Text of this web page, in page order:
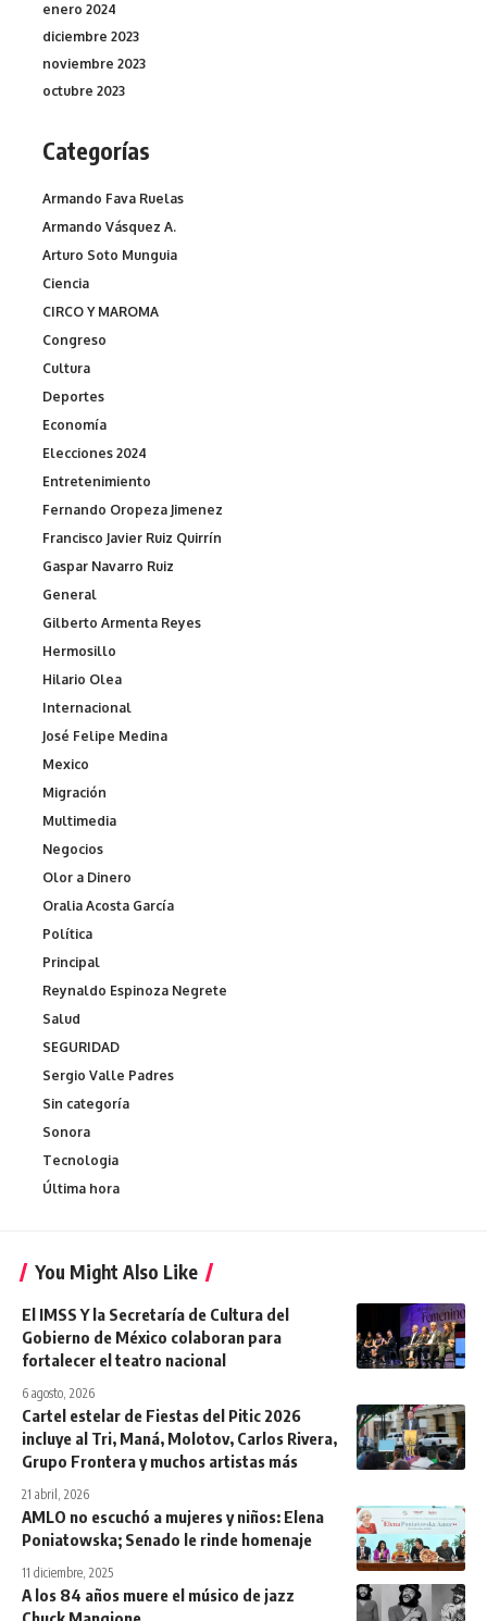
enero 2024
diciembre 2023
noviembre 2023
octubre 2023
Categorías
Armando Fava Ruelas
Armando Vásquez A.
Arturo Soto Munguia
Ciencia
CIRCO Y MAROMA
Congreso
Cultura
Deportes
Economía
Elecciones 2024
Entretenimiento
Fernando Oropeza Jimenez
Francisco Javier Ruiz Quirrín
Gaspar Navarro Ruiz
General
Gilberto Armenta Reyes
Hermosillo
Hilario Olea
Internacional
José Felipe Medina
Mexico
Migración
Multimedia
Negocios
Olor a Dinero
Oralia Acosta García
Política
Principal
Reynaldo Espinoza Negrete
Salud
SEGURIDAD
Sergio Valle Padres
Sin categoría
Sonora
Tecnologia
Última hora
You Might Also Like
El IMSS Y la Secretaría de Cultura del
Gobierno de México colaboran para
fortalecer el teatro nacional
6 agosto, 2026
Cartel estelar de Fiestas del Pitic 2026
incluye al Tri, Maná, Molotov, Carlos Rivera,
Grupo Frontera y muchos artistas más
21 abril, 2026
AMLO no escuchó a mujeres y niños: Elena
Poniatowska; Senado le rinde homenaje
11 diciembre, 2025
A los 84 años muere el músico de jazz